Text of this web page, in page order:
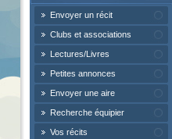
Envoyer un récit
Clubs et associations
Lectures/Livres
Petites annonces
Envoyer une aire
Recherche équipier
Vos récits